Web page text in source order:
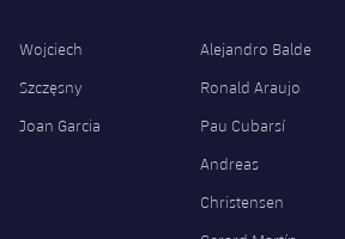
Wojciech
Szczęsny
Joan Garcia
Alejandro Balde
Ronald Araujo
Pau Cubarsí
Andreas
Christensen